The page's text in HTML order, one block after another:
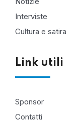
Interviste
Cultura e satira
Link utili
Sponsor
Contatti